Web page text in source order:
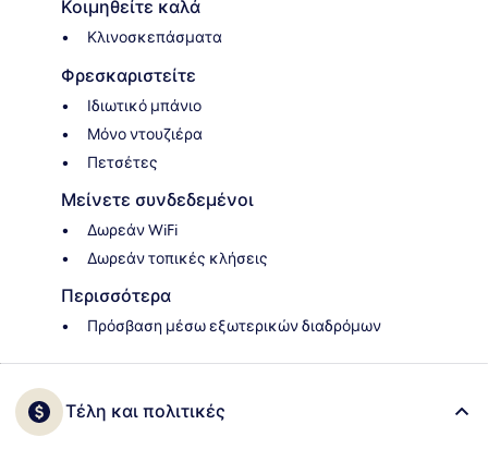
Κοιμηθείτε καλά
Κλινοσκεπάσματα
Φρεσκαριστείτε
Ιδιωτικό μπάνιο
Μόνο ντουζιέρα
Πετσέτες
Μείνετε συνδεδεμένοι
Δωρεάν WiFi
Δωρεάν τοπικές κλήσεις
Περισσότερα
Πρόσβαση μέσω εξωτερικών διαδρόμων
Τέλη και πολιτικές